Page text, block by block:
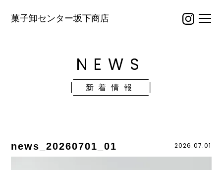
菓子卸センター坂下商店
NEWS
新着情報
news_20260701_01 2026.07.01